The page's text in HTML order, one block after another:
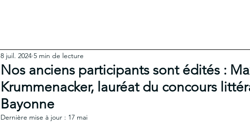
Nos anciens participants sont édités :
Krummenacker, lauréat du concours
Bayonne
8 juil. 2024 5 min de lecture
Dernière mise à jour : 17 mai